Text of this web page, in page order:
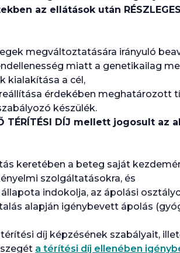
az ellátások után RÉSZLEGES
megváltoztatására irányuló
miatt a genetikailag
kialakítása a cél,
érdekében meghatározott
készülék.
TÉRÍTÉSI DÍJ mellett jogosult az
keretében a beteg saját
szolgáltatásokra, és
indokolja, az ápolási
alapján igénybevett ápolás
díj képzésének szabályait,
a térítési díj ellenében